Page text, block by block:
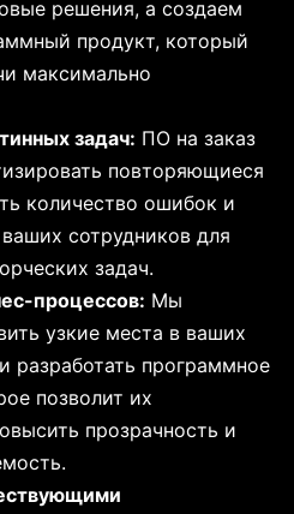
решения, а создаем
продукт, который
максимально
задач: ПО на заказ
повторяющиеся
количество ошибок и
сотрудников для
задач.
процессов: Мы
узкие места в ваших
разработать программное
позволит их
прозрачность и